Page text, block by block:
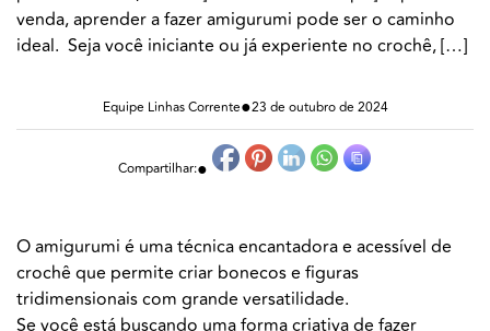
venda, aprender a fazer amigurumi pode ser o caminho
ideal. Seja você iniciante ou já experiente no crochê, […]
Equipe Linhas Corrente●23 de outubro de 2024
Compartilhar:●
O amigurumi é uma técnica encantadora e acessível de
crochê que permite criar bonecos e figuras
tridimensionais com grande versatilidade.